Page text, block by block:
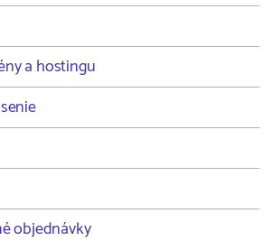
a hostingu
objednávky